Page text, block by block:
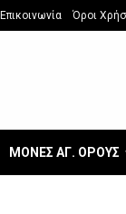
Επικοινωνία Όροι
ΜΟΝΕΣ ΑΓ. ΟΡΟΥΣ